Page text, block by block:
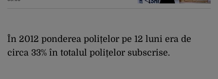
În 2012 ponderea polițelor pe 12 luni era de
circa 33% în totalul polițelor subscrise.